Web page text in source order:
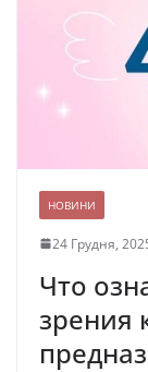
НОВИНИ
24 Грудня,
Что
зрения